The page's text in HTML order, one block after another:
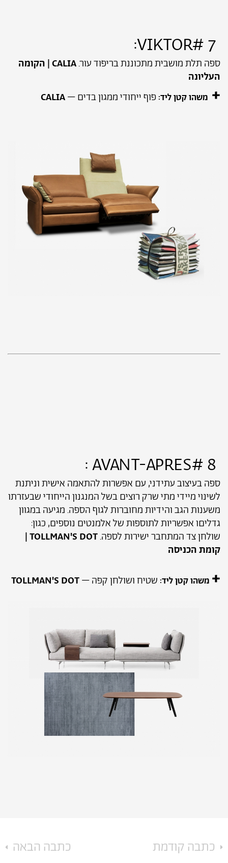
ספה תלת מושבית מתכוננת בריפוד עור.
CALIA | הקומה
העליונה
+ משהו קטן ליד: פוף ייחודי ממגון בדים –CALIA
ספה בעיצוב עתידני, עם אפשרות להתאמה אישית וניתנת
לשינוי מיידי מתי שרק רוצים בשל המנגנון הייחודי שבעזרתו
משענות הגב והידיות מחוברות לגוף הספה. מגיעה במגוון
גדליםו אפשריות לתוספות של אלמנטים נוספים, כגון:
שולחן צד המתחבר ישירות לספה.
קומת הכניסה
+ משהו קטן ליד: שטיח ושולחן קפה –TOLLMAN'S DOT
כתבה קודמת כתבה הבאה